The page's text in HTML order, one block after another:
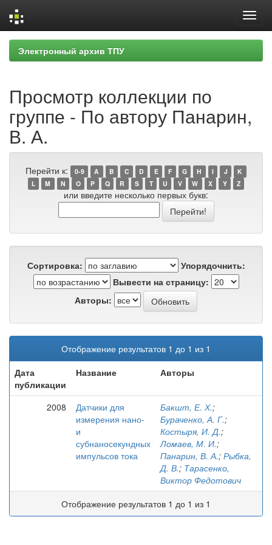
Skip
navigation
Электронный архив ТПУ
Просмотр коллекции по
группе - По автору Панарин,
В. А.
Перейти к: 0-9 A B C D E F G H I J
K
L
M N O P Q R S T U V W X Y Z
или введите несколько первых букв:
Сортировка:
Упорядочнить:
Вывести на страницу:
Авторы:
Отображение результатов 1 до 1 из 1
Дата
публикации
Название Авторы
2008
Датчики для
измерения нано-
и
субнаносекундных
импульсов тока
Бакшт, Е. Х.;
Бураченко, А. Г.;
Костыря, И. Д.;
Ломаев, М. И.;
Панарин, В. А.; Рыбка,
Д. В.; Тарасенко,
Виктор Федотович
Отображение результатов 1 до 1 из 1